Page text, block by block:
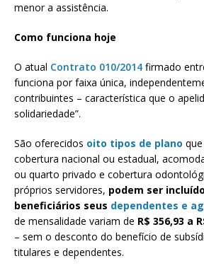
menor a assistência.
Como funciona hoje
O atual Contrato 010/2014 firmado
funciona por faixa única,
contribuintes – característica que o
solidariedade”.
São oferecidos oito tipos de plano
cobertura nacional ou estadual,
ou quarto privado e cobertura
próprios servidores, podem ser
beneficiários seus dependentes e
de mensalidade variam de R$ 356,93 a
– sem o desconto do benefício de
titulares e dependentes.